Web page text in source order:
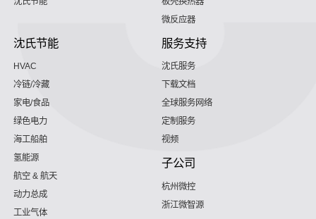
微反应器
沈氏节能
HVAC
冷链/冷藏
家电/食品
绿色电力
海工船舶
氢能源
航空 & 航天
动力总成
工业气体
服务支持
沈氏服务
下载文档
全球服务网络
定制服务
视频
子公司
杭州微控
浙江微智源